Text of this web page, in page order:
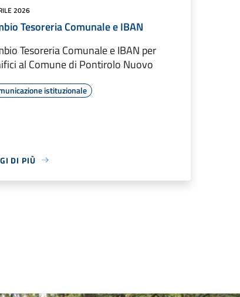
2026
Tesoreria Comunale e IBAN
Tesoreria Comunale e IBAN per
al Comune di Pontirolo Nuovo
istituzionale
DI PIÙ